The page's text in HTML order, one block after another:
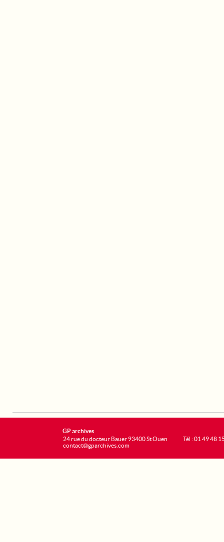
GP archives
24 rue du docteur Bauer 93400 St Ouen
contact@gparchives.com
Tél : 01 49 48